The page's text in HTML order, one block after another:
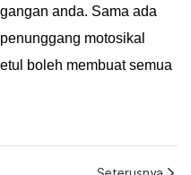
anda. Sama ada
motosikal
boleh membuat semua